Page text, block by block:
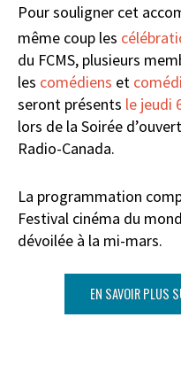
Pour souligner cet
même coup les
du FCMS, plusieurs
les comédiens et
seront présents le jeudi
lors de la Soirée
Radio-Canada.
La programmation
Festival cinéma du
dévoilée à la mi-mars.
EN SAVOIR PLUS